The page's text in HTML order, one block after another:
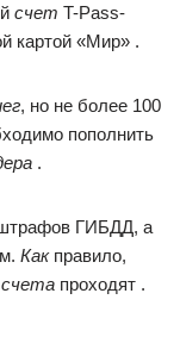
счет T-Pass-
картой «Мир» .
, но не более 100
пополнить
.
штрафов ГИБДД, а
Какправило,
счета проходят .